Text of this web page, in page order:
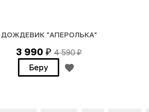
ДОЖДЕВИК "АПЕРОЛЬКА"
3 990 ₽ 4 590₽
Беру